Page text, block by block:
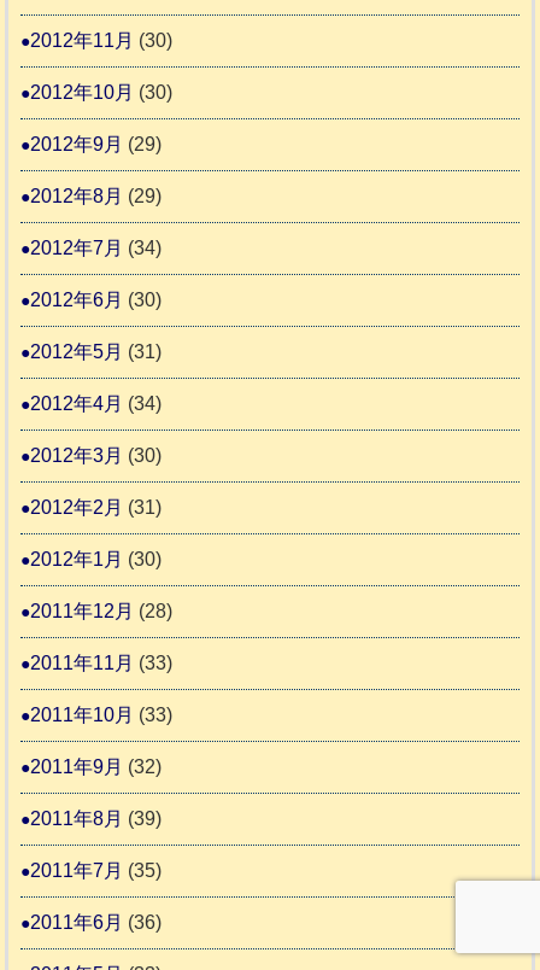
2012年11月 (30)
2012年10月 (30)
2012年9月 (29)
2012年8月 (29)
2012年7月 (34)
2012年6月 (30)
2012年5月 (31)
2012年4月 (34)
2012年3月 (30)
2012年2月 (31)
2012年1月 (30)
2011年12月 (28)
2011年11月 (33)
2011年10月 (33)
2011年9月 (32)
2011年8月 (39)
2011年7月 (35)
2011年6月 (36)